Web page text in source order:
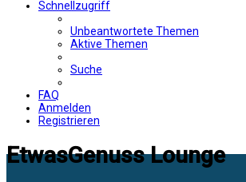
Schnellzugriff
Unbeantwortete Themen
Aktive Themen
Suche
FAQ
Anmelden
Registrieren
EtwasGenuss Lounge